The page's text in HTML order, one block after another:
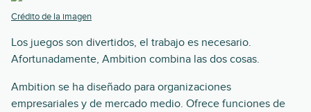
Crédito de la imagen
Los juegos son divertidos, el trabajo es necesario.
Afortunadamente, Ambition combina las dos cosas.
Ambition se ha diseñado para organizaciones
empresariales y de mercado medio. Ofrece funciones de